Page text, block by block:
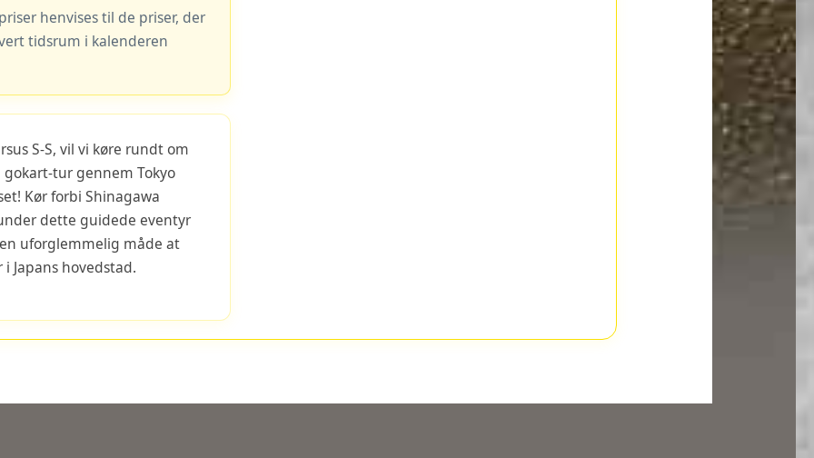
henvises til de priser, der
tidsrum i kalenderen
S-S, vil vi køre rundt om
gokart-tur gennem Tokyo
Kør forbi Shinagawa
dette guidede eventyr
uforglemmelig måde at
Japans hovedstad.